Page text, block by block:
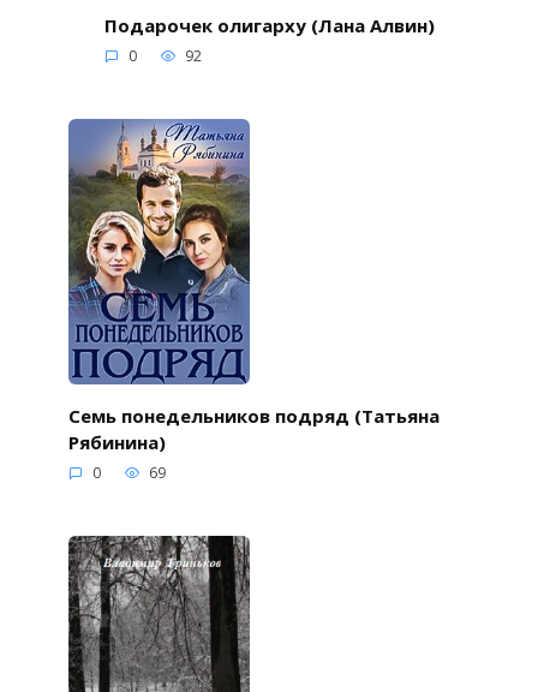
Подарочек олигарху (Лана Алвин)
0 92
Семь понедельников подряд (Татьяна
Рябинина)
0 69